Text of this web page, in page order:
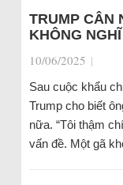
TRUMP CÂN
KHÔNG
10/06/2025 |
Sau cuộc khẩu
Trump cho biết
nữa. “Tôi thậm
vấn đề. Một gã